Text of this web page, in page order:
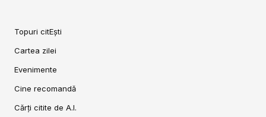
Topuri citEști
Cartea zilei
Evenimente
Cine recomandă
Cărți citite de A.I.